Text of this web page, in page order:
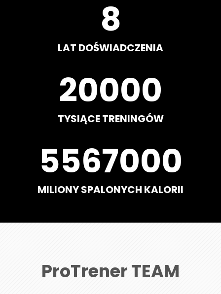
8
LAT DOŚWIADCZENIA
20000
TYSIĄCE TRENINGÓW
5567000
MILIONY SPALONYCH KALORII
ProTrener TEAM